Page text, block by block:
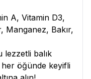
A, Vitamin D3,
Manganez, Bakır,
lezzetli balık
öğünde keyifli